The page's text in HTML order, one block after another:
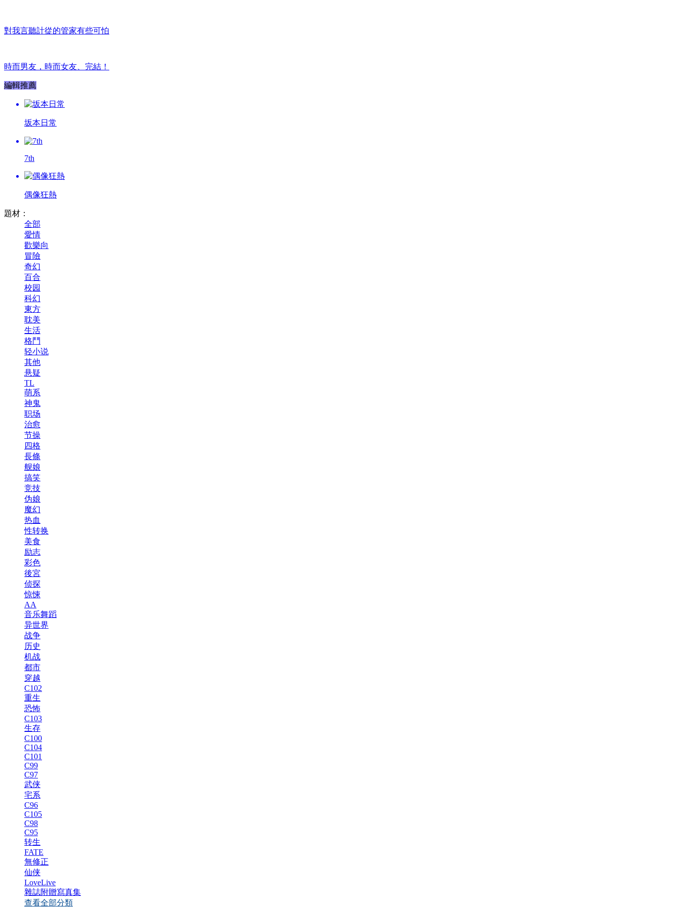
對我言聽計從的管家有些可怕
時而男友，時而女友、完結！
編輯推薦
坂本日常
7th
偶像狂熱
題材：
全部
愛情
歡樂向
冒險
奇幻
百合
校园
科幻
東方
耽美
生活
格鬥
轻小说
其他
悬疑
TL
萌系
神鬼
职场
治愈
节操
四格
長條
舰娘
搞笑
竞技
伪娘
魔幻
热血
性转换
美食
励志
彩色
後宮
侦探
惊悚
AA
音乐舞蹈
异世界
战争
历史
机战
都市
穿越
C102
重生
恐怖
C103
生存
C100
C104
C101
C99
C97
武侠
宅系
C96
C105
C98
C95
转生
FATE
無修正
仙侠
LoveLive
雜誌附贈寫真集
查看全部分類